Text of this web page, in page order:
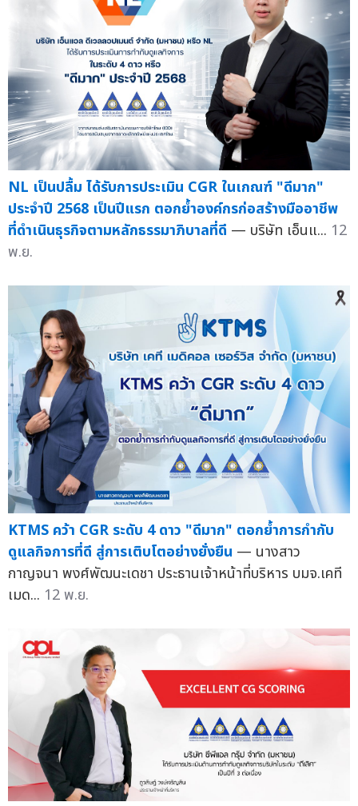
NL เป็นปลื้ม ได้รับการประเมิน CGR ในเกณฑ์ "ดีมาก"
ประจำปี 2568 เป็นปีแรก ตอกย้ำองค์กรก่อสร้างมืออาชีพ
ที่ดำเนินธุรกิจตามหลักธรรมาภิบาลที่ดี — บริษัท เอ็นแ... 12
พ.ย.
KTMS คว้า CGR ระดับ 4 ดาว "ดีมาก" ตอกย้ำการกำกับ
ดูแลกิจการที่ดี สู่การเติบโตอย่างยั่งยืน — นางสาว
กาญจนา พงศ์พัฒนะเดชา ประธานเจ้าหน้าที่บริหาร บมจ.เคที
เมด... 12 พ.ย.